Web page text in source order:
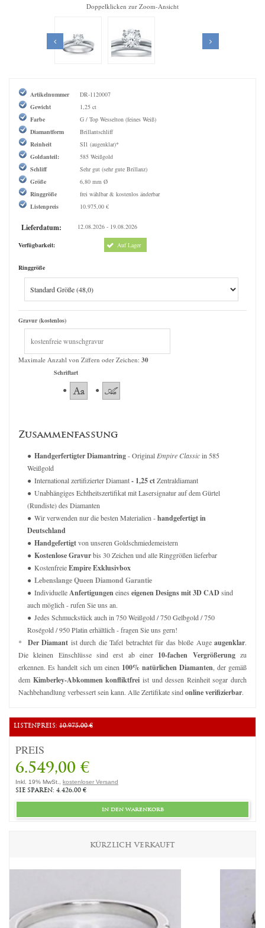
Doppelklicken zur Zoom-Ansicht
Artikelnummer
DR-1120007
Gewicht
1,25 ct
Farbe
G / Top Wesselton (feines Weiß)
Diamantform
Brillantschliff
Reinheit
SI1 (augenklar)*
Goldanteil:
585 Weißgold
Schliff
Sehr gut (sehr gute Brillanz)
Größe
6,80 mm Ø
Ringgröße
frei wählbar & kostenlos änderbar
Listenpreis
10.975,00 €
Lieferdatum: 12.08.2026 - 19.08.2026
Verfügbarkeit: Auf Lager
Ringgröße
Gravur (kostenlos)
Maximale Anzahl von Ziffern oder Zeichen: 30
Schriftart
Zusammenfassung
Handgerfertigter Diamantring- Original Empire Classicin 585
Weißgold
International zertifizierter Diamant- 1,25 ctZentraldiamant
Unabhängiges Echtheitszertifikat mit Lasersignatur auf dem Gürtel
(Rundiste) des Diamanten
Wir verwenden nur die besten Materialien -handgefertigt in
Deutschland
Handgefertigtvon unseren Goldschmiedemeistern
Kostenlose Gravurbis 30 Zeichen und alle Ringgrößen lieferbar
KostenfreieEmpire Exklusivbox
Lebenslange Queen Diamond Garantie
IndividuelleAnfertigungeneines eigenen Designs mit 3D CADsind
auch möglich - rufen Sie uns an.
Jedes Schmuckstück auch in 750 Weißgold / 750 Gelbgold / 750
Roségold / 950 Platin erhältlich - fragen Sie uns gern!
* Der Diamant ist durch die Tafel betrachtet für das bloße Augeaugenklar.
Die kleinen Einschlüsse sind erst ab einer 10-fachen Vergrößerungzu
erkennen. Es handelt sich um einen 100% natürlichen Diamanten , der gemäß
dem Kimberley-Abkommen konfliktfrei ist und dessen Reinheit sogar durch
Nachbehandlung verbessert sein kann. Alle Zertifikate sindonline verifizierbar.
LISTENPREIS: 10.975,00 €
PREIS
6.549,00 €
Inkl. 19% MwSt., kostenloser Versand
SIE SPAREN: 4.426,00 €
in den warenkorb
KÜRZLICH VERKAUFT